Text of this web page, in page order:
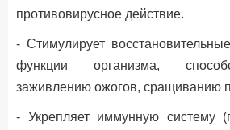
противовирусное действие.
- Стимулирует
функции организма,
заживлению ожогов, сращиванию
- Укрепляет иммунную систему